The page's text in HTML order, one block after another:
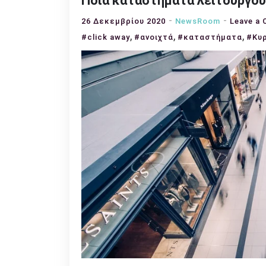
26 Δεκεμβρίου 2020 NewsRoom Leave a
#click away, #ανοιχτά, #καταστήματα,